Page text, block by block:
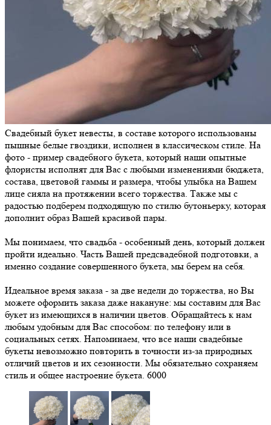
Свадебный букет невесты, в составе которого использованы
пышные белые гвоздики, исполнен в классическом стиле. На
фото - пример свадебного букета, который наши опытные
флористы исполнят для Вас с любыми изменениями бюджета,
состава, цветовой гаммы и размера, чтобы улыбка на Вашем
лице сияла на протяжении всего торжества. Также мы с
радостью подберем подходящую по стилю бутоньерку, которая
дополнит образ Вашей красивой пары.
Мы понимаем, что свадьба - особенный день, который должен
пройти идеально. Часть Вашей предсвадебной подготовки, а
именно создание совершенного букета, мы берем на себя.
Идеальное время заказа - за две недели до торжества, но Вы
можете оформить заказа даже накануне: мы составим для Вас
букет из имеющихся в наличии цветов. Обращайтесь к нам
любым удобным для Вас способом: по телефону или в
социальных сетях. Напоминаем, что все наши свадебные
букеты невозможно повторить в точности из-за природных
отличий цветов и их сезонности. Мы обязательно сохраняем
стиль и общее настроение букета. 6000